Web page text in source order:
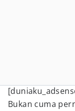
Bukan cuma